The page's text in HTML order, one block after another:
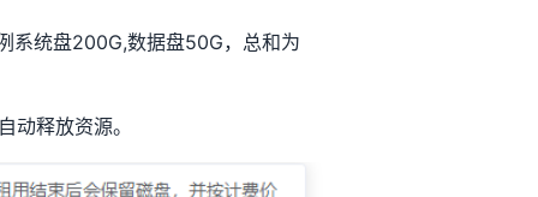
系统盘200G,数据盘50G，总和为
动释放资源。